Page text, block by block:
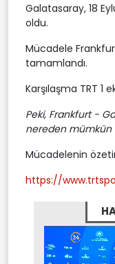
Galatasaray, 18
oldu.
Mücadele
tamamlandı.
Karşılaşma TRT 1
Peki, Frankfurt -
nereden mümkün
Mücadelenin
https://